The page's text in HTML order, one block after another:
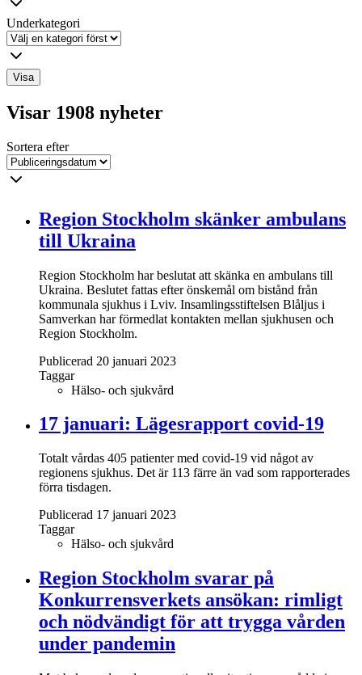
Underkategori
Visa
Visar 1908 nyheter
Sortera efter
Region Stockholm skänker ambulans
till Ukraina
Region Stockholm har beslutat att skänka en ambulans till
Ukraina. Beslutet fattas efter önskemål om bistånd från
kommunala sjukhus i Lviv. Insamlingsstiftelsen Blåljus i
Samverkan har förmedlat kontakten mellan sjukhusen och
Region Stockholm.
Publicerad 20 januari 2023
Taggar
Hälso- och sjukvård
17 januari: Lägesrapport covid-19
Totalt vårdas 405 patienter med covid-19 vid något av
regionens sjukhus. Det är 113 färre än vad som rapporterades
förra tisdagen.
Publicerad 17 januari 2023
Taggar
Hälso- och sjukvård
Region Stockholm svarar på
Konkurrensverkets ansökan: rimligt
och nödvändigt för att trygga vården
under pandemin